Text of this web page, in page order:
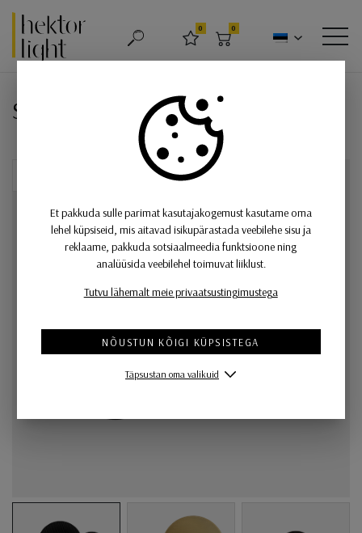
Hektor Light
OTSING LEMMIKUD
0
OSTUKORV
0
Seinavalgusti Trip, E14 soklitega
Seinavalgusti Trip, E14 soklitega
Et pakkuda sulle parimat kasutajakogemust kasutame oma
lehel küpsiseid, mis aitavad isikupärastada veebilehe sisu ja
reklaame, pakkuda sotsiaalmeedia funktsioone ning
analüüsida veebilehel toimuvat liiklust.
Tutvu lähemalt meie privaatsustingimustega
NÕUSTUN KÕIGI KÜPSISTEGA
Täpsustan oma valikuid